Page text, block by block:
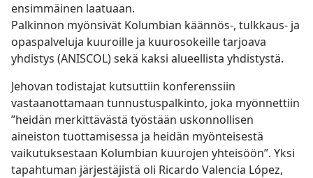
ensimmäinen laatuaan.
Palkinnon myönsivät Kolumbian käännös-, tulkkaus- ja
opaspalveluja kuuroille ja kuurosokeille tarjoava
yhdistys (ANISCOL) sekä kaksi alueellista yhdistystä.
Jehovan todistajat kutsuttiin konferenssiin
vastaanottamaan tunnustuspalkinto, joka myönnettiin
”heidän merkittävästä työstään uskonnollisen
aineiston tuottamisessa ja heidän myönteisestä
vaikutuksestaan Kolumbian kuurojen yhteisöön”. Yksi
tapahtuman järjestäjistä oli Ricardo Valencia López,